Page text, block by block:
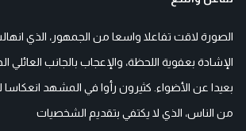
الصورة لاقت تفاعلا واسعا من الجمهور، الذي
الإشادة بعفوية اللحظة، والإعجاب بالجانب العائلي
بعيدا عن الأضواء. كثيرون رأوا في المشهد انعكاسا
من الناس، الذي لا يكتفي بتقديم الشخصيات